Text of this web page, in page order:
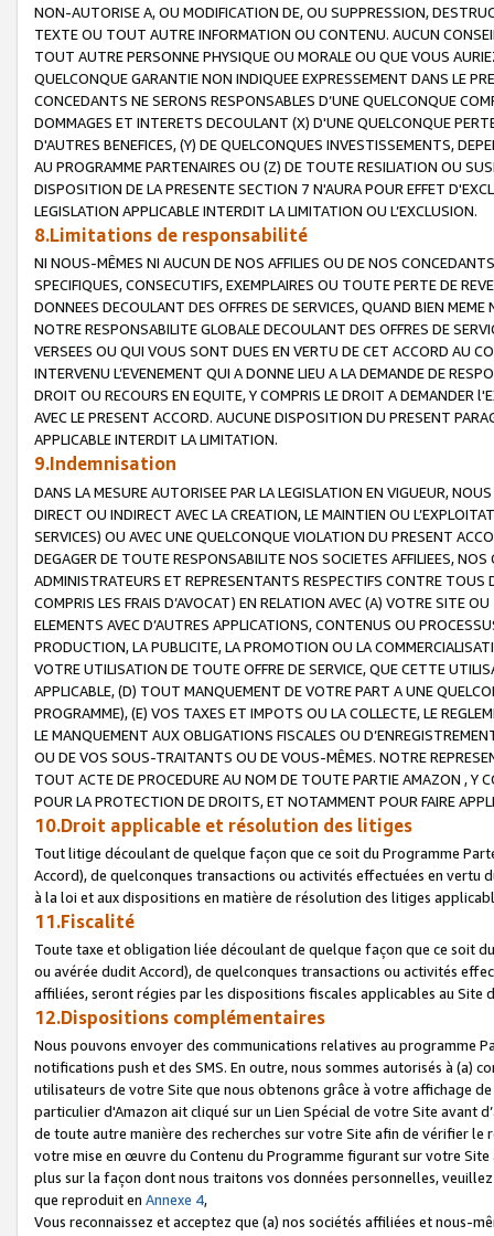
NON-AUTORISE A, OU MODIFICATION DE, OU SUPPRESSION,
TEXTE OU TOUT AUTRE INFORMATION OU CONTENU. AUCUN
TOUT AUTRE PERSONNE PHYSIQUE OU MORALE OU QUE VOUS
QUELCONQUE GARANTIE NON INDIQUEE EXPRESSEMENT DANS LE
CONCEDANTS NE SERONS RESPONSABLES D’UNE QUELCONQUE
DOMMAGES ET INTERETS DECOULANT (X) D'UNE QUELCONQUE
D'AUTRES BENEFICES, (Y) DE QUELCONQUES INVESTISSEMENTS,
AU PROGRAMME PARTENAIRES OU (Z) DE TOUTE RESILIATION OU
DISPOSITION DE LA PRESENTE SECTION 7 N'AURA POUR EFFET
LEGISLATION APPLICABLE INTERDIT LA LIMITATION OU L’EXCLUSION.
8.Limitations de responsabilité
NI NOUS-MÊMES NI AUCUN DE NOS AFFILIES OU DE NOS
SPECIFIQUES, CONSECUTIFS, EXEMPLAIRES OU TOUTE PERTE DE
DONNEES DECOULANT DES OFFRES DE SERVICES, QUAND BIEN
NOTRE RESPONSABILITE GLOBALE DECOULANT DES OFFRES DE
VERSEES OU QUI VOUS SONT DUES EN VERTU DE CET ACCORD AU
INTERVENU L’EVENEMENT QUI A DONNE LIEU A LA DEMANDE DE
DROIT OU RECOURS EN EQUITE, Y COMPRIS LE DROIT A DEMANDER
AVEC LE PRESENT ACCORD. AUCUNE DISPOSITION DU PRESENT
APPLICABLE INTERDIT LA LIMITATION.
9.Indemnisation
DANS LA MESURE AUTORISEE PAR LA LEGISLATION EN VIGUEUR,
DIRECT OU INDIRECT AVEC LA CREATION, LE MAINTIEN OU
SERVICES) OU AVEC UNE QUELCONQUE VIOLATION DU PRESENT
DEGAGER DE TOUTE RESPONSABILITE NOS SOCIETES AFFILIEES,
ADMINISTRATEURS ET REPRESENTANTS RESPECTIFS CONTRE
COMPRIS LES FRAIS D’AVOCAT) EN RELATION AVEC (A) VOTRE SITE
ELEMENTS AVEC D’AUTRES APPLICATIONS, CONTENUS OU
PRODUCTION, LA PUBLICITE, LA PROMOTION OU LA
VOTRE UTILISATION DE TOUTE OFFRE DE SERVICE, QUE CETTE
APPLICABLE, (D) TOUT MANQUEMENT DE VOTRE PART A UNE
PROGRAMME), (E) VOS TAXES ET IMPOTS OU LA COLLECTE, LE
LE MANQUEMENT AUX OBLIGATIONS FISCALES OU
OU DE VOS SOUS-TRAITANTS OU DE VOUS-MÊMES. NOTRE
TOUT ACTE DE PROCEDURE AU NOM DE TOUTE PARTIE AMAZON , Y
POUR LA PROTECTION DE DROITS, ET NOTAMMENT POUR FAIRE
10.Droit applicable et résolution des litiges
Tout litige découlant de quelque façon que ce soit du Programme
Accord), de quelconques transactions ou activités effectuées en vertu
à la loi et aux dispositions en matière de résolution des litiges
11.Fiscalité
Toute taxe et obligation liée découlant de quelque façon que ce soit
ou avérée dudit Accord), de quelconques transactions ou activités
affiliées, seront régies par les dispositions fiscales applicables au Site
12.Dispositions complémentaires
Nous pouvons envoyer des communications relatives au programme
notifications push et des SMS. En outre, nous sommes autorisés à
utilisateurs de votre Site que nous obtenons grâce à votre affichage
particulier d'Amazon ait cliqué sur un Lien Spécial de votre Site avant
de toute autre manière des recherches sur votre Site afin de vérifier
votre mise en œuvre du Contenu du Programme figurant sur votre
plus sur la façon dont nous traitons vos données personnelles,
que reproduit en Annexe 4,
Vous reconnaissez et acceptez que (a) nos sociétés affiliées et nous-